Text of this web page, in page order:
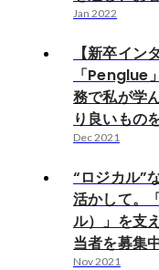
Jan 2022
【新卒イン
「Penglue
務で私が学
り良いもの
Dec 2021
“ロジカル”
活かして。
ル）」を支
当者を募集中
Nov 2021